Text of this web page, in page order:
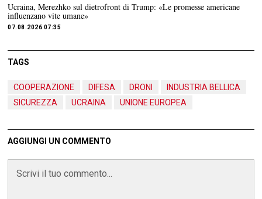
Ucraina, Merezhko sul dietrofront di Trump: «Le promesse americane
influenzano vite umane»
07.08.2026 07:35
TAGS
COOPERAZIONE DIFESA DRONI
INDUSTRIA BELLICA
SICUREZZA
UCRAINA UNIONE EUROPEA
AGGIUNGI UN COMMENTO